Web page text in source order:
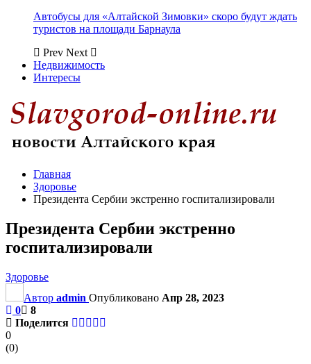
Автобусы для «Алтайской Зимовки» скоро будут ждать
туристов на площади Барнаула
Prev Next
Недвижимость
Интересы
Главная
Здоровье
Президента Сербии экстренно госпитализировали
Президента Сербии экстренно
госпитализировали
Здоровье
Автор admin Опубликовано Апр 28, 2023
0
8
Поделится
0
(0)